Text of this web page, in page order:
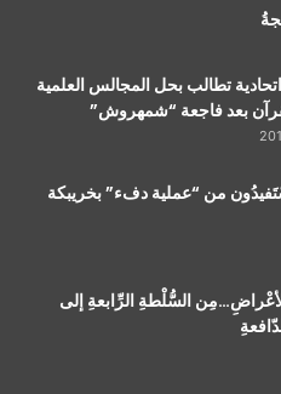
اتحادية تطالب بحل المجالس العلمية
بعد فاجعة “شمهروش”
السُّلْطةِ الرِّابعةِ إلى